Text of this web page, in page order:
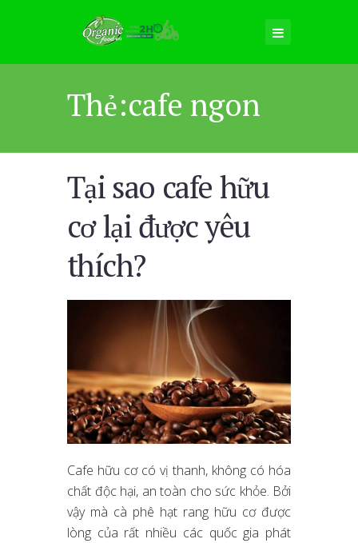
Thẻ:cafe ngon
Tại sao cafe hữu
cơ lại được yêu
thích?
Cafe hữu cơ có vị thanh, không có hóa
chất độc hại, an toàn cho sức khỏe. Bởi
vậy mà cà phê hạt rang hữu cơ được
lòng của rất nhiều các quốc gia phát